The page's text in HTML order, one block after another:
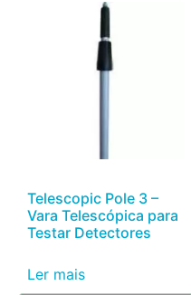
Telescopic Pole 3 –
Vara Telescópica para
Testar Detectores
Ler mais